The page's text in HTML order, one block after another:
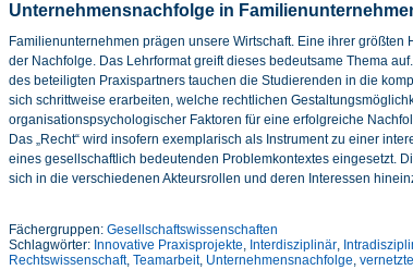
Unternehmensnachfolge in
Familienunternehmen prägen unsere Wirtschaft. Eine ihrer
der Nachfolge. Das Lehrformat greift dieses bedeutsame Thema
des beteiligten Praxispartners tauchen die Studierenden in die
sich schrittweise erarbeiten, welche rechtlichen
organisationspsychologischer Faktoren für eine erfolgreiche
Das „Recht“ wird insofern exemplarisch als Instrument zu einer
eines gesellschaftlich bedeutenden Problemkontextes eingesetzt.
sich in die verschiedenen Akteursrollen und deren Interessen
Fächergruppen: Gesellschaftswissenschaften
Schlagwörter: Innovative Praxisprojekte, Interdisziplinär,
Rechtswissenschaft, Teamarbeit, Unternehmensnachfolge,